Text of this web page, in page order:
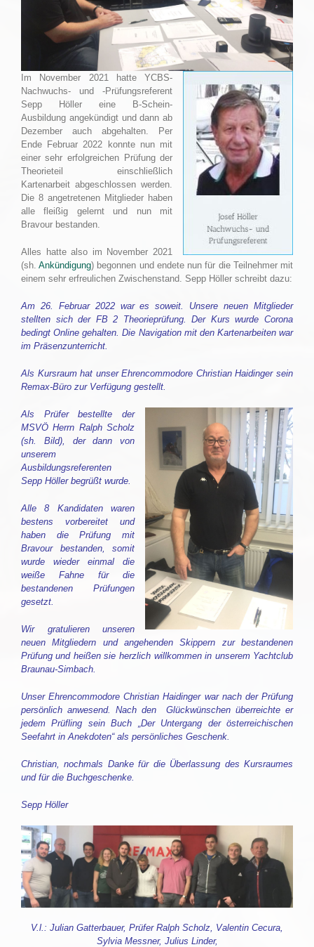
Im November 2021 hatte YCBS-
Nachwuchs- und -Prüfungsreferent
Sepp Höller eine B-Schein-
Ausbildung angekündigt und dann ab
Dezember auch abgehalten. Per
Ende Februar 2022 konnte nun mit
einer sehr erfolgreichen Prüfung der
Theorieteil einschließlich
Kartenarbeit abgeschlossen werden.
Die 8 angetretenen Mitglieder haben
alle fleißig gelernt und nun mit
Bravour bestanden.
Alles hatte also im November 2021
(sh.Ankündigung) begonnen und endete nun für die Teilnehmer mit
einem sehr erfreulichen Zwischenstand. Sepp Höller schreibt dazu:
Am 26. Februar 2022 war es soweit. Unsere neuen Mitglieder
stellten sich der FB 2 Theorieprüfung. Der Kurs wurde Corona
bedingt Online gehalten. Die Navigation mit den Kartenarbeiten war
im Präsenzunterricht.
Als Kursraum hat unser Ehrencommodore Christian Haidinger sein
Remax-Büro zur Verfügung gestellt.
Als Prüfer bestellte der
MSVÖ Herrn Ralph Scholz
(sh. Bild), der dann von
unserem
Ausbildungsreferenten
Sepp Höller begrüßt wurde.
Alle 8 Kandidaten waren
bestens vorbereitet und
haben die Prüfung mit
Bravour bestanden, somit
wurde wieder einmal die
weiße Fahne für die
bestandenen Prüfungen
gesetzt.
Wir gratulieren unseren
neuen Mitgliedern und angehenden Skippern zur bestandenen
Prüfung und heißen sie herzlich willkommen in unserem Yachtclub
Braunau-Simbach.
Unser Ehrencommodore Christian Haidinger war nach der Prüfung
persönlich anwesend. Nach den Glückwünschen überreichte er
jedem Prüfling sein Buch „Der Untergang der österreichischen
Seefahrt in Anekdoten“ als persönliches Geschenk.
Christian, nochmals Danke für die Überlassung des Kursraumes
und für die Buchgeschenke.
Sepp Höller
V.l.: Julian Gatterbauer, Prüfer Ralph Scholz, Valentin Cecura,
Sylvia Messner, Julius Linder,